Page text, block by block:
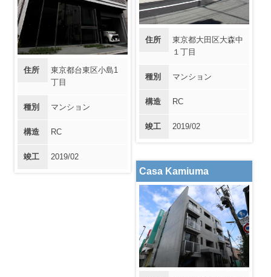
住所
東京都台東区小島1
丁目
種別 マンション
構造 RC
竣工 2019/02
住所
東京都大田区大森中
１丁目
種別 マンション
構造 RC
竣工 2019/02
Casa Kamiuma